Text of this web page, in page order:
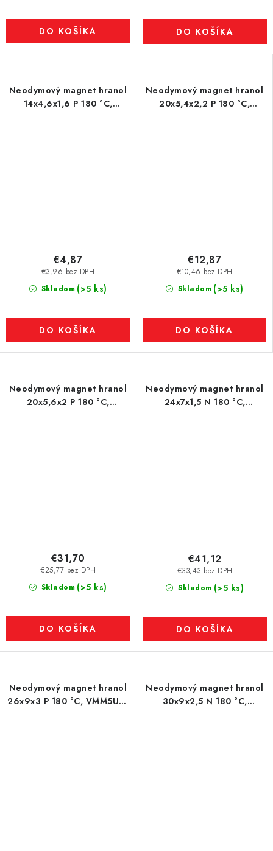
DO KOŠÍKA DO KOŠÍKA
Neodymový magnet hranol
14x4,6x1,6 P 180 °C,
Skladom (>5 ks)
€3,96 bez DPH
€4,87
DO KOŠÍKA
Neodymový magnet hranol
20x5,4x2,2 P 180 °C,
Skladom (>5 ks)
€10,46 bez DPH
€12,87
DO KOŠÍKA
Neodymový magnet hranol
20x5,6x2 P 180 °C,
Skladom (>5 ks)
€25,77 bez DPH
€31,70
DO KOŠÍKA
Neodymový magnet hranol
24x7x1,5 N 180 °C,
Skladom (>5 ks)
€33,43 bez DPH
€41,12
DO KOŠÍKA
Neodymový magnet hranol
26x9x3 P 180 °C, VMM5UH-
Neodymový magnet hranol
30x9x2,5 N 180 °C,